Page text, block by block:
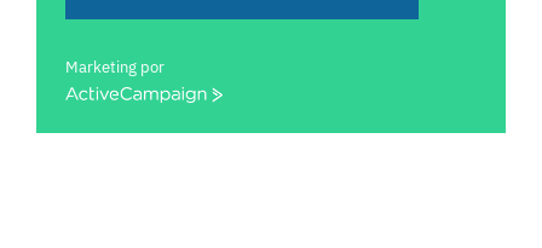
Marketing por
ActiveCampaign